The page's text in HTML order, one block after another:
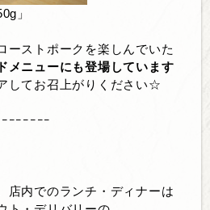
」
ーストポークを楽しんでいた
メニューにも登場しています
してお召上がりください☆
ｰｰｰｰｰｰ
店内でのランチ・ディナーは